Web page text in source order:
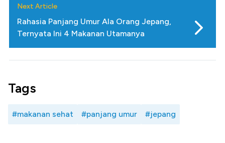
Next Article
Rahasia Panjang Umur Ala Orang Jepang,
Ternyata Ini 4 Makanan Utamanya
Tags
#makanan sehat #panjang umur #jepang